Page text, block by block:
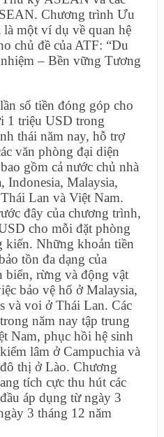
Chương trình Ưu
một ví dụ về quan hệ
chủ đề của ATF: “Du
– Bền vững Tương
số tiền đóng góp cho
1 triệu USD trong
thái năm nay, hỗ trợ
văn phòng đại diện
gồm cả nước chủ nhà
Indonesia, Malaysia,
Lan và Việt Nam.
đây của chương trình,
cho mỗi đặt phòng
kiến. Những khoản tiền
tồn đa dạng của
biển, rừng và động vật
bảo vệ hổ ở Malaysia,
và voi ở Thái Lan. Các
năm nay tập trung
Nam, phục hồi hệ sinh
lâm ở Campuchia và
thị ở Lào. Chương
tích cực thu hút các
áp dụng từ ngày 3
3 tháng 12 năm